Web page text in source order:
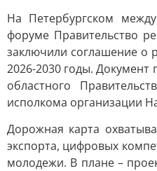
На Петербургском
форуме Правительство
заключили соглашение о
2026-2030 годы.
областного
исполкома организации
Дорожная карта
экспорта, цифровых
молодежи. В плане –